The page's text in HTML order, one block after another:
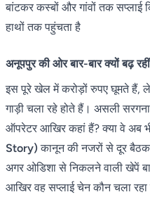
बांटकर कस्बों और गांवों तक सप्लाई
हाथों तक पहुंचता है
अनूपपुर की ओर बार-बार क्यों बढ़
इस पूरे खेल में करोड़ों रुपए घूमते हैं,
गाड़ी चला रहे होते हैं। असली
ऑपरेटर आखिर कहां हैं? क्या वे अब
Story)कानून की नजरों से दूर
अगर ओडिशा से निकलने वाली खेपें
आखिर वह सप्लाई चेन कौन चला रहा